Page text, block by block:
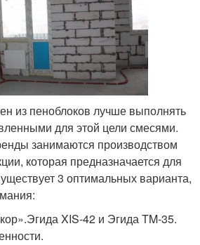
из пеноблоков лучше выполнять
для этой цели смесями.
занимаются производством
которая предназначается для
3 оптимальных варианта,
XIS-42 и Эгида TM-35.